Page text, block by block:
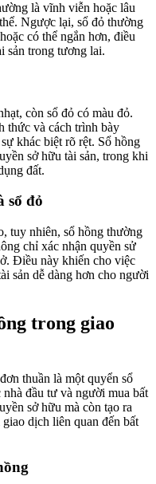
là vĩnh viễn hoặc lâu
Ngược lại, sổ đỏ thường
có thể ngắn hơn, điều
sản trong tương lai.
còn sổ đỏ có màu đỏ.
thức và cách trình bày
khác biệt rõ rệt. Sổ hồng
sở hữu tài sản, trong khi
đất.
sổ đỏ
tuy nhiên, sổ hồng thường
chỉ xác nhận quyền sử
Điều này khiến cho việc
sản dễ dàng hơn cho người
trong giao
thuần là một quyển sổ
đầu tư và người mua bất
sở hữu mà còn tạo ra
dịch liên quan đến bất